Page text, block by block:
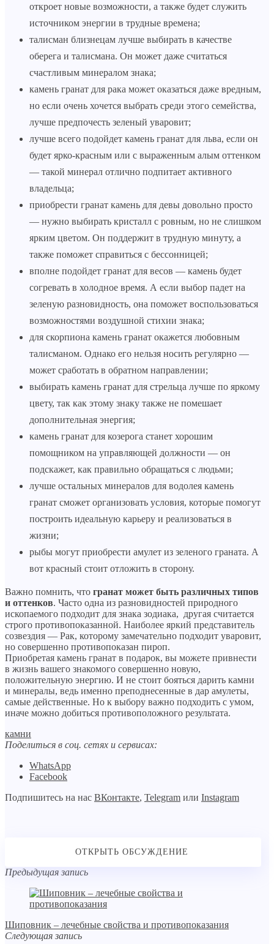
откроет новые возможности, а также будет служить
источником энергии в трудные времена;
талисман близнецам лучше выбирать в качестве
оберега и талисмана. Он может даже считаться
счастливым минералом знака;
камень гранат для рака может оказаться даже вредным,
но если очень хочется выбрать среди этого семейства,
лучше предпочесть зеленый уваровит;
лучше всего подойдет камень гранат для льва, если он
будет ярко-красным или с выраженным алым оттенком
— такой минерал отлично подпитает активного
владельца;
приобрести гранат камень для девы довольно просто
— нужно выбирать кристалл с ровным, но не слишком
ярким цветом. Он поддержит в трудную минуту, а
также поможет справиться с бессонницей;
вполне подойдет гранат для весов — камень будет
согревать в холодное время. А если выбор падет на
зеленую разновидность, она поможет воспользоваться
возможностями воздушной стихии знака;
для скорпиона камень гранат окажется любовным
талисманом. Однако его нельзя носить регулярно —
может сработать в обратном направлении;
выбирать камень гранат для стрельца лучше по яркому
цвету, так как этому знаку также не помешает
дополнительная энергия;
камень гранат для козерога станет хорошим
помощником на управляющей должности — он
подскажет, как правильно обращаться с людьми;
лучше остальных минералов для водолея камень
гранат сможет организовать условия, которые помогут
построить идеальную карьеру и реализоваться в
жизни;
рыбы могут приобрести амулет из зеленого граната. А
вот красный стоит отложить в сторону.
Важно помнить, что гранат может быть различных типов
и оттенков. Часто одна из разновидностей природного
ископаемого подходит для знака зодиака, другая считается
строго противопоказанной. Наиболее яркий представитель
созвездия — Рак, которому замечательно подходит уваровит,
но совершенно противопоказан пироп.
Приобретая камень гранат в подарок, вы можете привнести
в жизнь вашего знакомого совершенно новую,
положительную энергию. И не стоит бояться дарить камни
и минералы, ведь именно преподнесенные в дар амулеты,
самые действенные. Но к выбору важно подходить с умом,
иначе можно добиться противоположного результата.
камни
Поделиться в соц. сетях и сервисах:
WhatsApp
Facebook
Подпишитесь на нас ВКонтакте, Telegram или Instagram
Предыдущая запись
Шиповник – лечебные свойства и противопоказания
Следующая запись